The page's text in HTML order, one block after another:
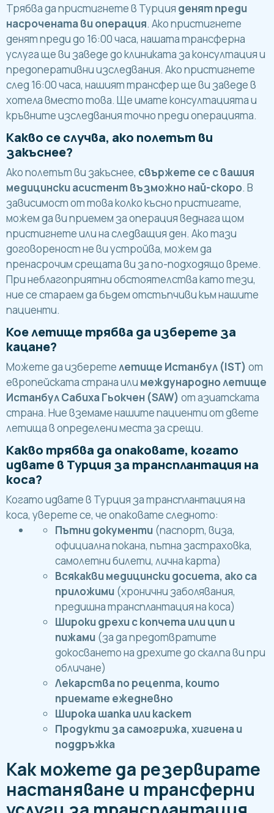
Трябва да пристигнете в Турция денят преди
насрочената ви операция. Ако пристигнете
денят преди до 16:00 часа, нашата трансферна
услуга ще ви заведе до клиниката за консултация и
предоперативни изследвания. Ако пристигнете
след 16:00 часа, нашият трансфер ще ви заведе в
хотела вместо това. Ще имате консултацията и
кръвните изследвания точно преди операцията.
Какво се случва, ако полетът ви
закъснее?
Ако полетът ви закъснее, свържете се с вашия
медицински асистент възможно най-скоро. В
зависимост от това колко късно пристигате,
можем да ви приемем за операция веднага щом
пристигнете или на следващия ден. Ако тази
договореност не ви устройва, можем да
пренасрочим срещата ви за по-подходящо време.
При неблагоприятни обстоятелства като тези,
ние се стараем да бъдем отстъпчиви към нашите
пациенти.
Кое летище трябва да изберете за
кацане?
Можете да изберетелетище Истанбул (IST) от
европейската страна или международно летище
Истанбул Сабиха Гьокчен (SAW) от азиатската
страна. Ние вземаме нашите пациенти от двете
летища в определени места за срещи.
Какво трябва да опаковате, когато
идвате в Турция за трансплантация на
коса?
Когато идвате в Турция за трансплантация на
коса, уверете се, че опаковате следното:
Пътни документи (паспорт, виза,
официална покана, пътна застраховка,
самолетни билети, лична карта)
Всякакви медицински досиета, ако са
приложими (хронични заболявания,
предишна трансплантация на коса)
Широки дрехи с копчета или цип и
пижами (за да предотвратите
докосването на дрехите до скалпа ви при
обличане)
Лекарства по рецепта, които
приемате ежедневно
Широка шапка или каскет
Продукти за самогрижа, хигиена и
поддръжка
Как можете да резервирате
настаняване и трансферни